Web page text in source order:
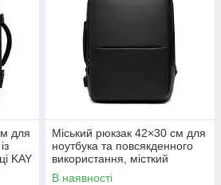
для
KAY
Міський рюкзак 42×30 см для
ноутбука та повсякденного
використання, місткий
чорний KAY
В наявності